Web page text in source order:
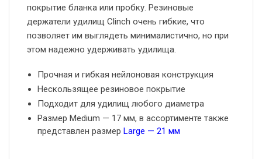
покрытие бланка или пробку. Резиновые
держатели удилищ Clinch очень гибкие, что
позволяет им выглядеть минималистично, но при
этом надежно удерживать удилища.
Прочная и гибкая нейлоновая конструкция
Нескользящее резиновое покрытие
Подходит для удилищ любого диаметра
Размер Medium — 17 мм, в ассортименте также
представлен размер Large — 21 мм